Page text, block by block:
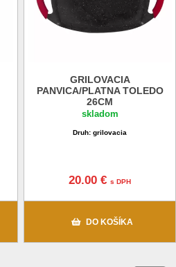
GRILOVACIA
PANVICA/PLATNA TOLEDO
26CM
skladom
Druh: grilovacia
20.00 €s DPH
DO KOŠÍKA